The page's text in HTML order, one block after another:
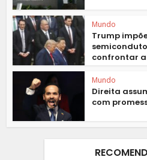
Mundo
Trump
confrontar
Mundo
Direita
com